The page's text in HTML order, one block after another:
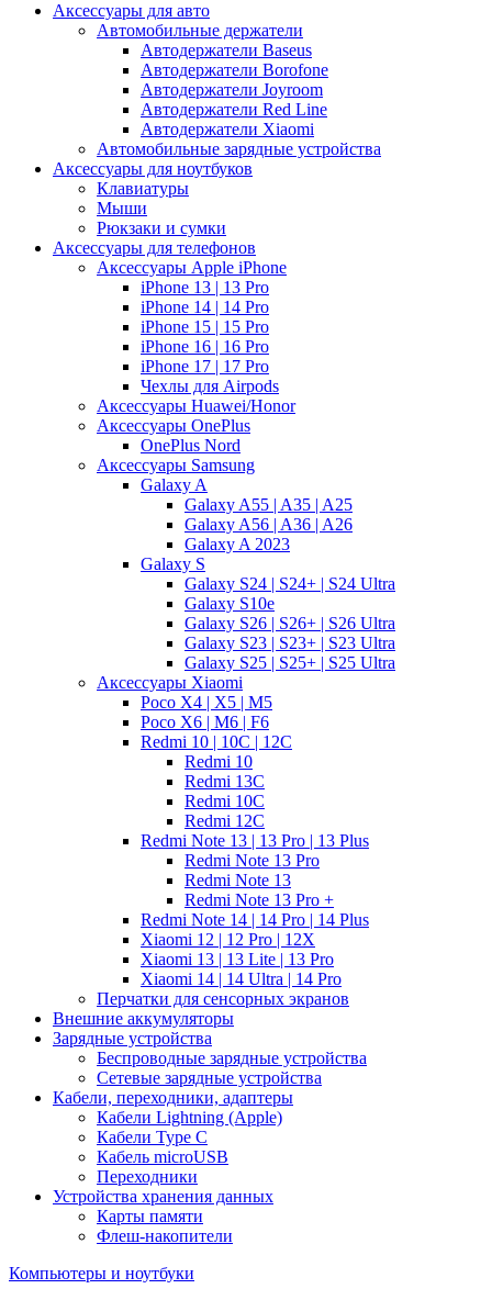
Аксессуары для авто
Автомобильные держатели
Автодержатели Baseus
Автодержатели Borofone
Автодержатели Joyroom
Автодержатели Red Line
Автодержатели Xiaomi
Автомобильные зарядные устройства
Аксессуары для ноутбуков
Клавиатуры
Мыши
Рюкзаки и сумки
Аксессуары для телефонов
Аксессуары Apple iPhone
iPhone 13 | 13 Pro
iPhone 14 | 14 Pro
iPhone 15 | 15 Pro
iPhone 16 | 16 Pro
iPhone 17 | 17 Pro
Чехлы для Airpods
Аксессуары Huawei/Honor
Аксессуары OnePlus
OnePlus Nord
Аксессуары Samsung
Galaxy A
Galaxy A55 | A35 | A25
Galaxy A56 | A36 | A26
Galaxy A 2023
Galaxy S
Galaxy S24 | S24+ | S24 Ultra
Galaxy S10e
Galaxy S26 | S26+ | S26 Ultra
Galaxy S23 | S23+ | S23 Ultra
Galaxy S25 | S25+ | S25 Ultra
Аксессуары Xiaomi
Poco X4 | X5 | M5
Poco X6 | M6 | F6
Redmi 10 | 10C | 12C
Redmi 10
Redmi 13C
Redmi 10C
Redmi 12C
Redmi Note 13 | 13 Pro | 13 Plus
Redmi Note 13 Pro
Redmi Note 13
Redmi Note 13 Pro +
Redmi Note 14 | 14 Pro | 14 Plus
Xiaomi 12 | 12 Pro | 12X
Xiaomi 13 | 13 Lite | 13 Pro
Xiaomi 14 | 14 Ultra | 14 Pro
Перчатки для сенсорных экранов
Внешние аккумуляторы
Зарядные устройства
Беспроводные зарядные устройства
Сетевые зарядные устройства
Кабели, переходники, адаптеры
Кабели Lightning (Apple)
Кабели Type C
Кабель microUSB
Переходники
Устройства хранения данных
Карты памяти
Флеш-накопители
Компьютеры и ноутбуки